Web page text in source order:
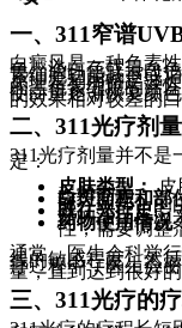
一、311窄谱
白癜风是一种色素
色、淡白色或云白
素细胞功能减退或
原理是利用特定波
的黑色素细胞的活
使白斑逐渐恢复颜
的效果相对较差的
二、311光疗剂
311光疗剂量并不是
定：
皮肤类型：皮
起始剂量。
白斑面积和部
部、颈部）的
既往光疗史：
前的治疗反应
药物使用情况
性，需要调整
通常，医生会科学
线的敏感程度，然
疗过程中，医生会
量，直到达到很好
三、311光疗的